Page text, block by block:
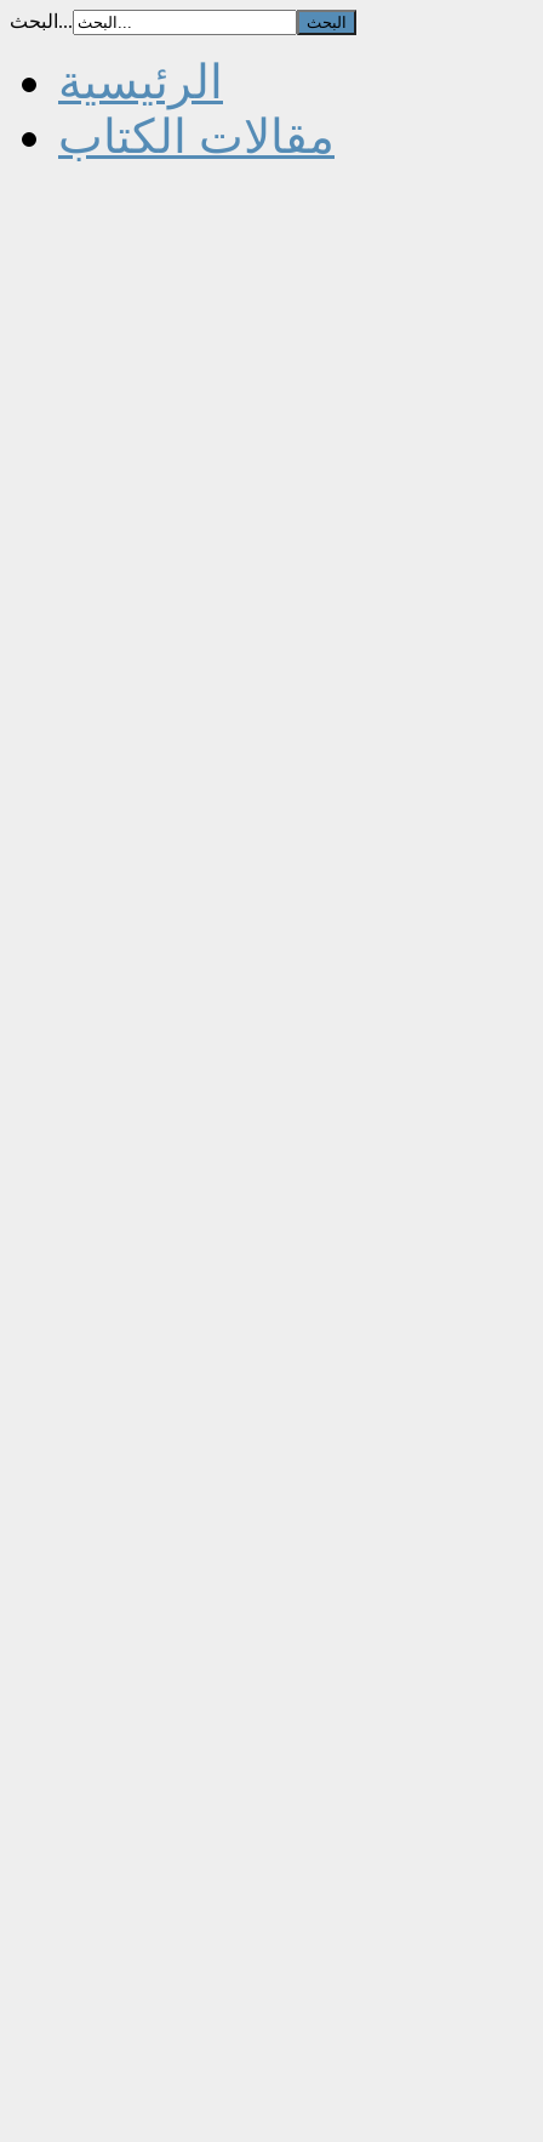
البحث...
الرئيسية
مقالات الكتاب